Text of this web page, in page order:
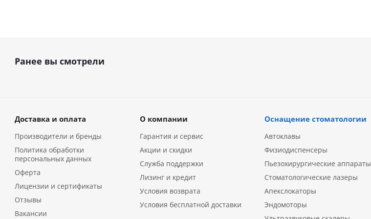
Ранее вы смотрели
Доставка и оплата
Производители и бренды
Политика обработки
персональных данных
Оферта
Лицензии и сертификаты
Отзывы
Вакансии
О компании
Гарантия и сервис
Акции и скидки
Служба поддержки
Лизинг и кредит
Условия возврата
Условия бесплатной доставки
Оснащение стоматологии
Автоклавы
Физиодиспенсеры
Пьезохирургические аппараты
Стоматологические лазеры
Апекслокаторы
Эндомоторы